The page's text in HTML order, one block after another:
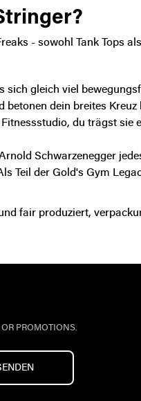
- sowohl Tank Tops
sich gleich viel
dein breites Kreuz
du trägst sie
Schwarzenegger
Teil der Gold's Gym
fair produziert,
PROMOTIONS.